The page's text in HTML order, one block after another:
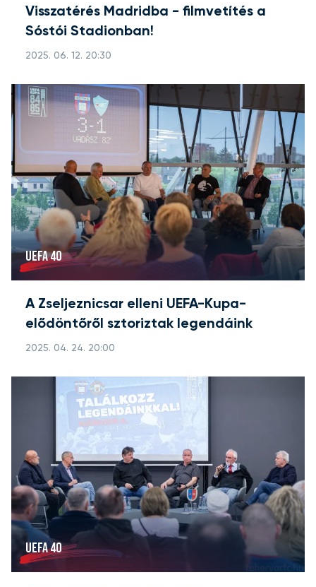
Visszatérés Madridba - filmvetítés a
Sóstói Stadionban!
2025. 06. 12. 20:30
UEFA 40
A Zseljeznicsar elleni UEFA-Kupa-
elődöntőről sztoriztak legendáink
2025. 04. 24. 20:00
UEFA 40